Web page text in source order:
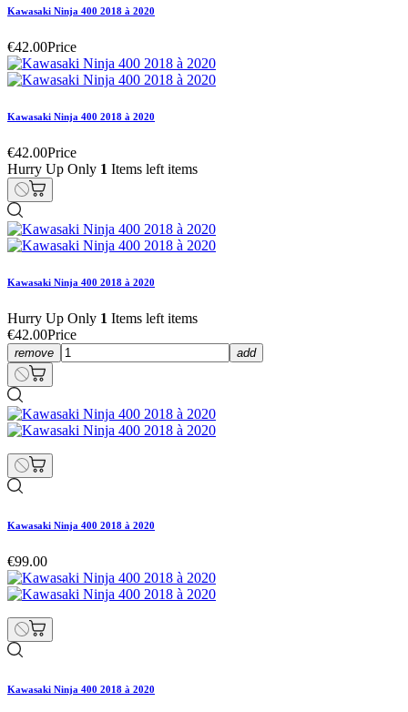
Kawasaki Ninja 400 2018 à 2020
€42.00Price
Kawasaki Ninja 400 2018 à 2020
€42.00Price
Hurry Up Only 1 Items left items
Kawasaki Ninja 400 2018 à 2020
Hurry Up Only 1 Items left items
€42.00Price
remove add
Kawasaki Ninja 400 2018 à 2020
€99.00
Kawasaki Ninja 400 2018 à 2020